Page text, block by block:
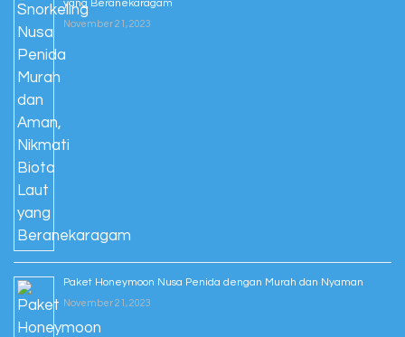
yang Beranekaragam
November 21, 2023
Paket Honeymoon Nusa Penida dengan Murah dan Nyaman
November 21, 2023